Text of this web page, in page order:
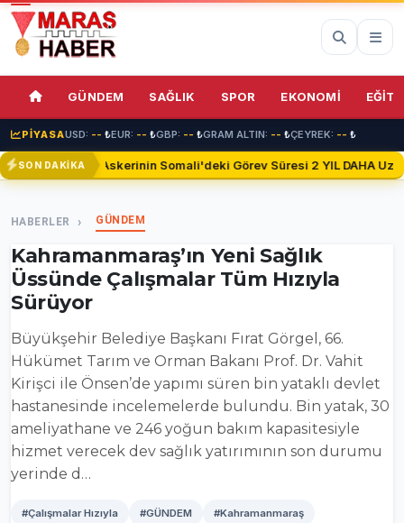
GÜNDEM SAĞLIK SPOR EKONOMİ
PİYASAUSD: -- ₺EUR: -- ₺GBP: -- ₺GRAM ALTIN: -- ₺ÇEYREK: -- ₺
SON DAKİKATürk Askerinin Somali'deki Görev Süresi 2 YIL DAHA
69%
HABERLER GÜNDEM
Kahramanmaraş’ın Yeni Sağlık
Üssünde Çalışmalar Tüm Hızıyla
Sürüyor
Büyükşehir Belediye Başkanı Fırat Görgel, 66.
Hükümet Tarım ve Orman Bakanı Prof. Dr. Vahit
Kirişci ile Önsen’de yapımı süren bin yataklı devlet
hastanesinde incelemelerde bulundu. Bin yatak, 30
ameliyathane ve 246 yoğun bakım kapasitesiyle
hizmet verecek dev sağlık yatırımının son durumu
yerinde d…
#Çalışmalar Hızıyla #GÜNDEM #Kahramanmaraş